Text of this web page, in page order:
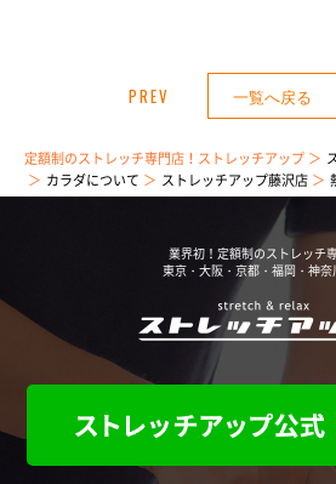
PREV 一覧へ戻る
定額制のストレッチ専門店！ストレッチアップ
カラダについて
ストレッチアップ藤沢店
業界初！定額制のストレッチ
東京・大阪・京都・福岡・神奈